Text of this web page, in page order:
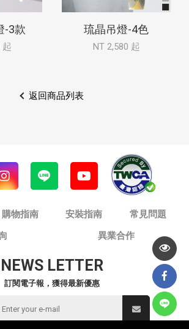
-3款
起
琉晶吊燈-4色
NT 2,580 起
返回商品列表
購物指南 安裝指南
常見問題
異業合作
NEWS LETTER
訂閱電子報，獲得最新優惠